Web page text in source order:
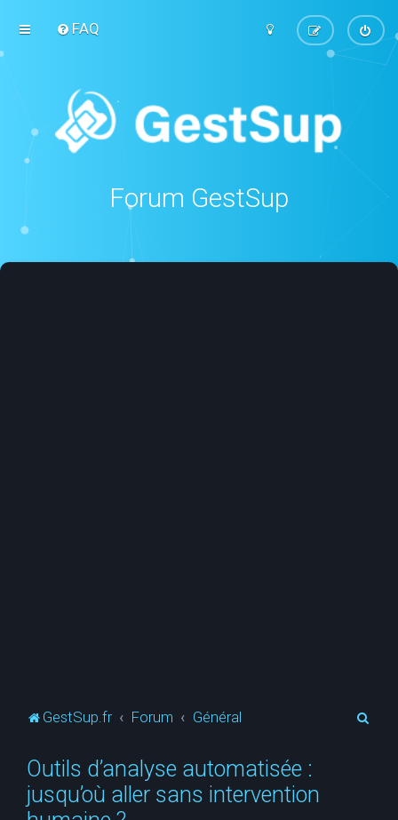
FAQ
Forum GestSup
GestSup.fr Forum Général
Outils d’analyse automatisée :
jusqu’où aller sans intervention